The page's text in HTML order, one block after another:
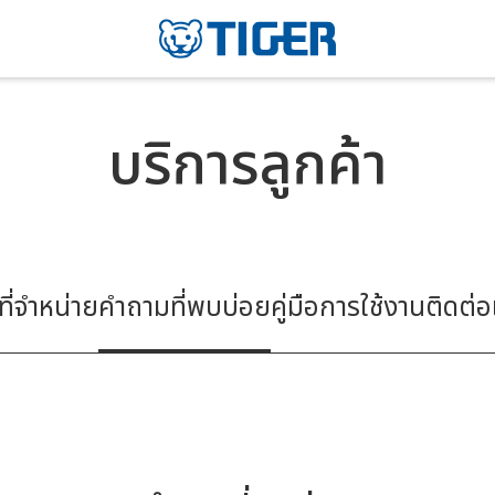
บริการลูกค้า
จําหน่ายคำถามที่พบบ่อยคู่มือการใช้งานติดต่อ